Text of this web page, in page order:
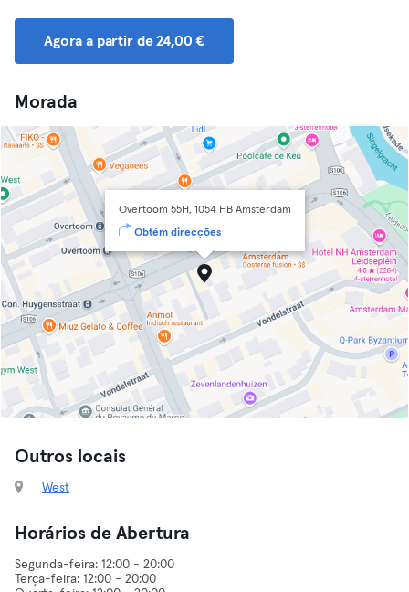
Agora a partir de 24,00 €
Morada
Overtoom 55H, 1054 HB Amsterdam
Obtém direcções
Outros locais
West
Horários de Abertura
Segunda-feira: 12:00 - 20:00
Terça-feira: 12:00 - 20:00